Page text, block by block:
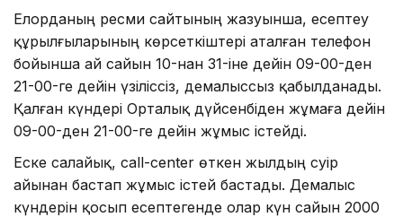
Елорданың ресми сайтының жазуынша, есептеу
құрылғыларының көрсеткіштері аталған телефон
бойынша ай сайын 10-нан 31-іне дейін 09-00-ден
21-00-ге дейін үзіліссіз, демалыссыз қабылданады.
Қалған күндері Орталық дүйсенбіден жұмаға дейін
09-00-ден 21-00-ге дейін жұмыс істейді.
Еске салайық, call-center өткен жылдың сәуір
айынан бастап жұмыс істей бастады. Демалыс
күндерін қосып есептегенде олар күн сайын 2000